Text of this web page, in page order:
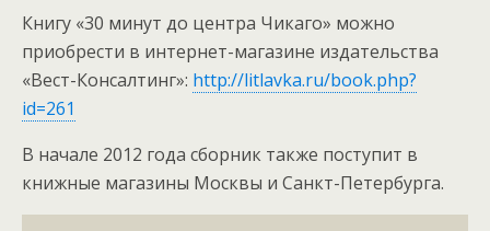
Книгу «30 минут до центра Чикаго» можно
приобрести в интернет-магазине издательства
«Вест-Консалтинг»: http://litlavka.ru/book.php?
id=261
В начале 2012 года сборник также поступит в
книжные магазины Москвы и Санкт-Петербурга.